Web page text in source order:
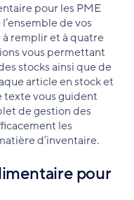
pour les PME
de vos
remplir et à quatre
vous permettant
stocks ainsi que de
article en stock et
texte vous guident
de gestion des
les
d’inventaire.
pour